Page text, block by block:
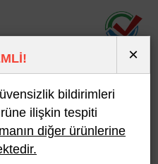
En Çok İncelenen
×
bildirimleri
ilişkin tespiti
diğer ürünlerine